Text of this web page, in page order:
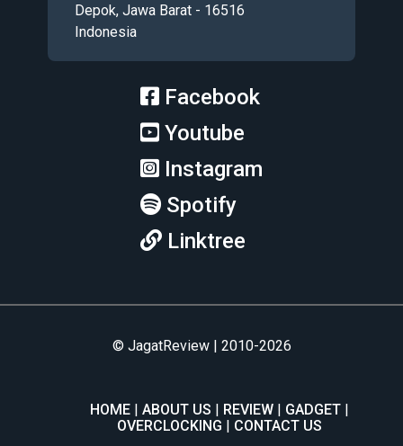
Depok, Jawa Barat - 16516
Indonesia
Facebook
Youtube
Instagram
Spotify
Linktree
© JagatReview | 2010-2026
HOME ABOUT US REVIEW
GADGET
OVERCLOCKING
CONTACT US